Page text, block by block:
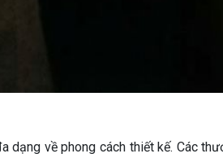
dạng về phong cách thiết kế. Các